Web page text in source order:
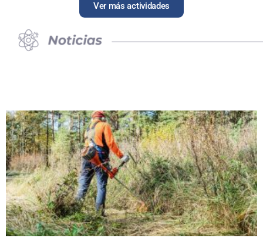
Ver más actividades